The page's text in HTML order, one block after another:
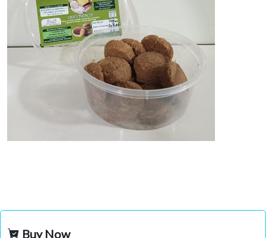
Buy Now